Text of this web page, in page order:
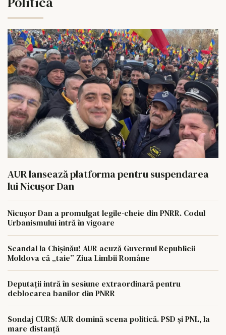
AUR lansează platforma pentru suspendarea
lui Nicușor Dan
Nicușor Dan a promulgat legile-cheie din PNRR. Codul
Urbanismului intră în vigoare
Scandal la Chișinău! AUR acuză Guvernul Republicii
Moldova că „taie” Ziua Limbii Române
Deputații intră în sesiune extraordinară pentru
deblocarea banilor din PNRR
Sondaj CURS: AUR domină scena politică. PSD și PNL, la
mare distanță